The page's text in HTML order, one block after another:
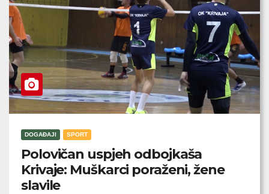
DOGAĐAJI SPORT
Polovičan uspjeh odbojkaša
Krivaje: Muškarci poraženi, žene
slavile